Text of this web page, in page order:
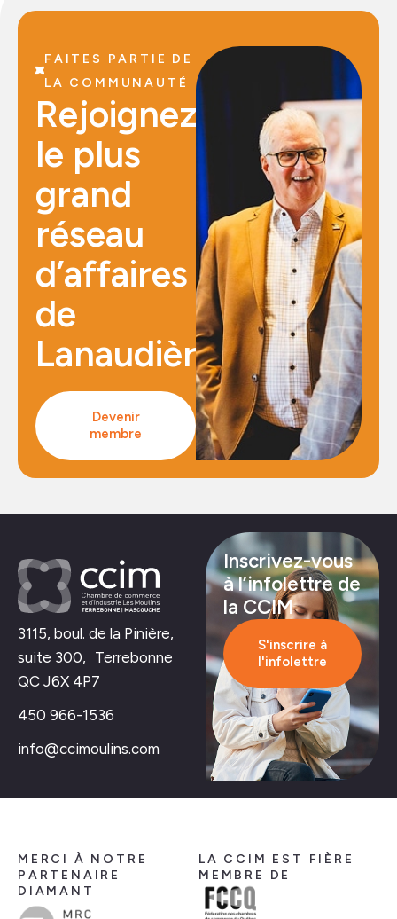
FAITES PARTIE DE
LA COMMUNAUTÉ
Rejoignez
le plus
grand
réseau
d’affaires
de
Lanaudière
Devenir
membre
3115, boul. de la Pinière,
suite 300, Terrebonne
QC J6X 4P7
450 966-1536
info@ccimoulins.com
Inscrivez-vous
à l’infolettre de
la CCIM
S'inscrire à
l'infolettre
MERCI À NOTRE
PARTENAIRE
DIAMANT
LA CCIM EST FIÈRE
MEMBRE DE